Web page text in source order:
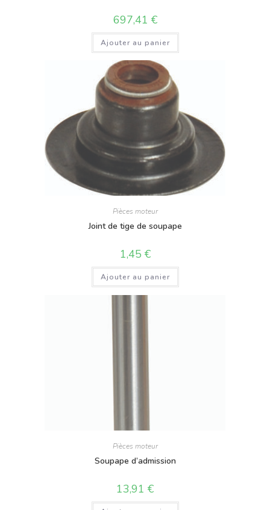
697,41 €
Ajouter au panier
Pièces moteur
Joint de tige de soupape
1,45 €
Ajouter au panier
Pièces moteur
Soupape d’admission
13,91 €